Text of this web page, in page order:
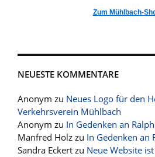
Zum Mühlbach-
NEUESTE KOMMENTARE
Anonym zu Neues Logo für den
Verkehrsverein Mühlbach
Anonym zu In Gedenken an
Manfred Holz zu In Gedenken an
Sandra Eckert zu Neue Website